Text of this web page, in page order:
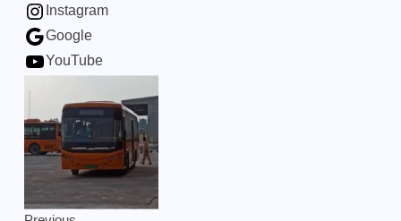
Instagram
Google
YouTube